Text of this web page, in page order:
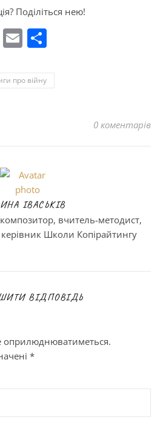
Поділіться нею!
Twitter
Email
про війну
0 коментарів
ІВАСЬКІВ
вчитель-методист,
Школи Копірайтингу
ВІДПОВІДЬ
оприлюднюватиметься.
*